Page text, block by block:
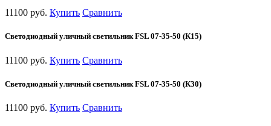
11100 руб. Купить Сравнить
Светодиодный уличный светильник FSL 07-35-50 (К15)
11100 руб. Купить Сравнить
Светодиодный уличный светильник FSL 07-35-50 (К30)
11100 руб. Купить Сравнить